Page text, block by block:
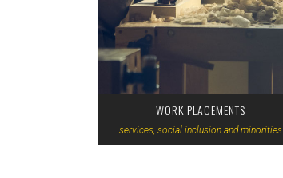
WORK PLACEMENTS
services, social inclusion and minorities